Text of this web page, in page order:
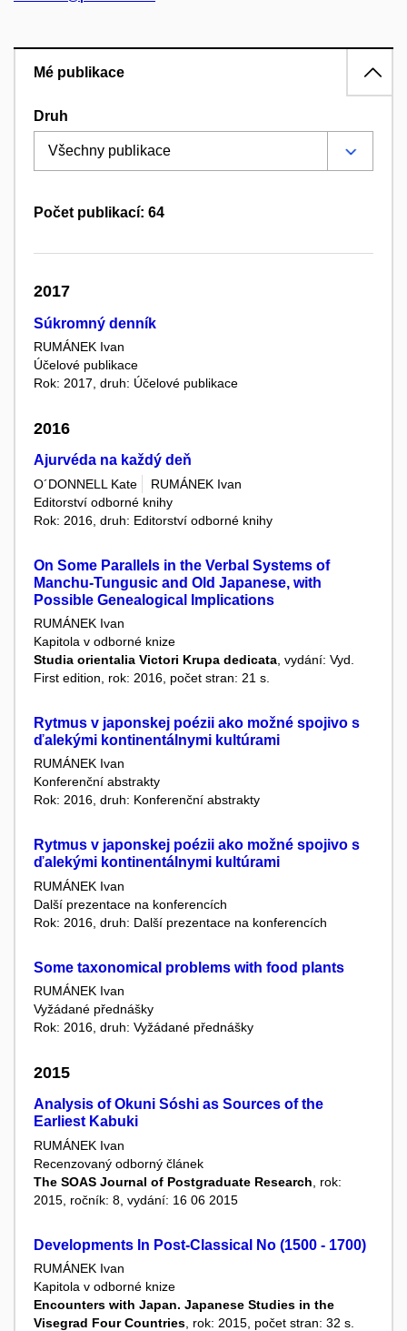
Mé publikace
Druh
Počet publikací: 64
2017
Súkromný denník
RUMÁNEK Ivan
Účelové publikace
Rok: 2017, druh: Účelové publikace
2016
Ajurvéda na každý deň
O´DONNELL Kate
RUMÁNEK Ivan
Editorství odborné knihy
Rok: 2016, druh: Editorství odborné knihy
On Some Parallels in the Verbal Systems of
Manchu-Tungusic and Old Japanese, with
Possible Genealogical Implications
RUMÁNEK Ivan
Kapitola v odborné knize
Studia orientalia Victori Krupa dedicata , vydání: Vyd.
First edition, rok: 2016, počet stran: 21 s.
Rytmus v japonskej poézii ako možné spojivo s
ďalekými kontinentálnymi kultúrami
RUMÁNEK Ivan
Konferenční abstrakty
Rok: 2016, druh: Konferenční abstrakty
Rytmus v japonskej poézii ako možné spojivo s
ďalekými kontinentálnymi kultúrami
RUMÁNEK Ivan
Další prezentace na konferencích
Rok: 2016, druh: Další prezentace na konferencích
Some taxonomical problems with food plants
RUMÁNEK Ivan
Vyžádané přednášky
Rok: 2016, druh: Vyžádané přednášky
2015
Analysis of Okuni Sóshi as Sources of the
Earliest Kabuki
RUMÁNEK Ivan
Recenzovaný odborný článek
The SOAS Journal of Postgraduate Research , rok:
2015, ročník: 8, vydání: 16 06 2015
Developments In Post-Classical No (1500 - 1700)
RUMÁNEK Ivan
Kapitola v odborné knize
Encounters with Japan. Japanese Studies in the
Visegrad Four Countries , rok: 2015, počet stran: 32 s.